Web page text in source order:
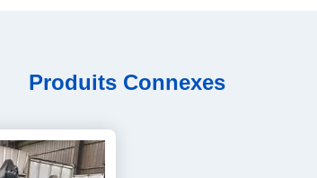
Produits Connexes